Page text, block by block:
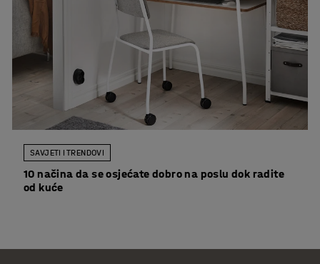
SAVJETI I TRENDOVI
10 načina da se osjećate dobro na poslu dok radite
od kuće